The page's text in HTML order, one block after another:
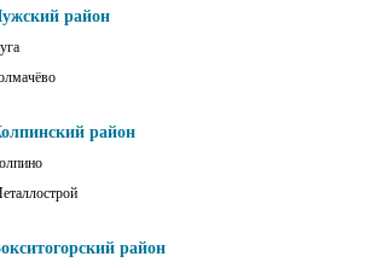
район
район
район